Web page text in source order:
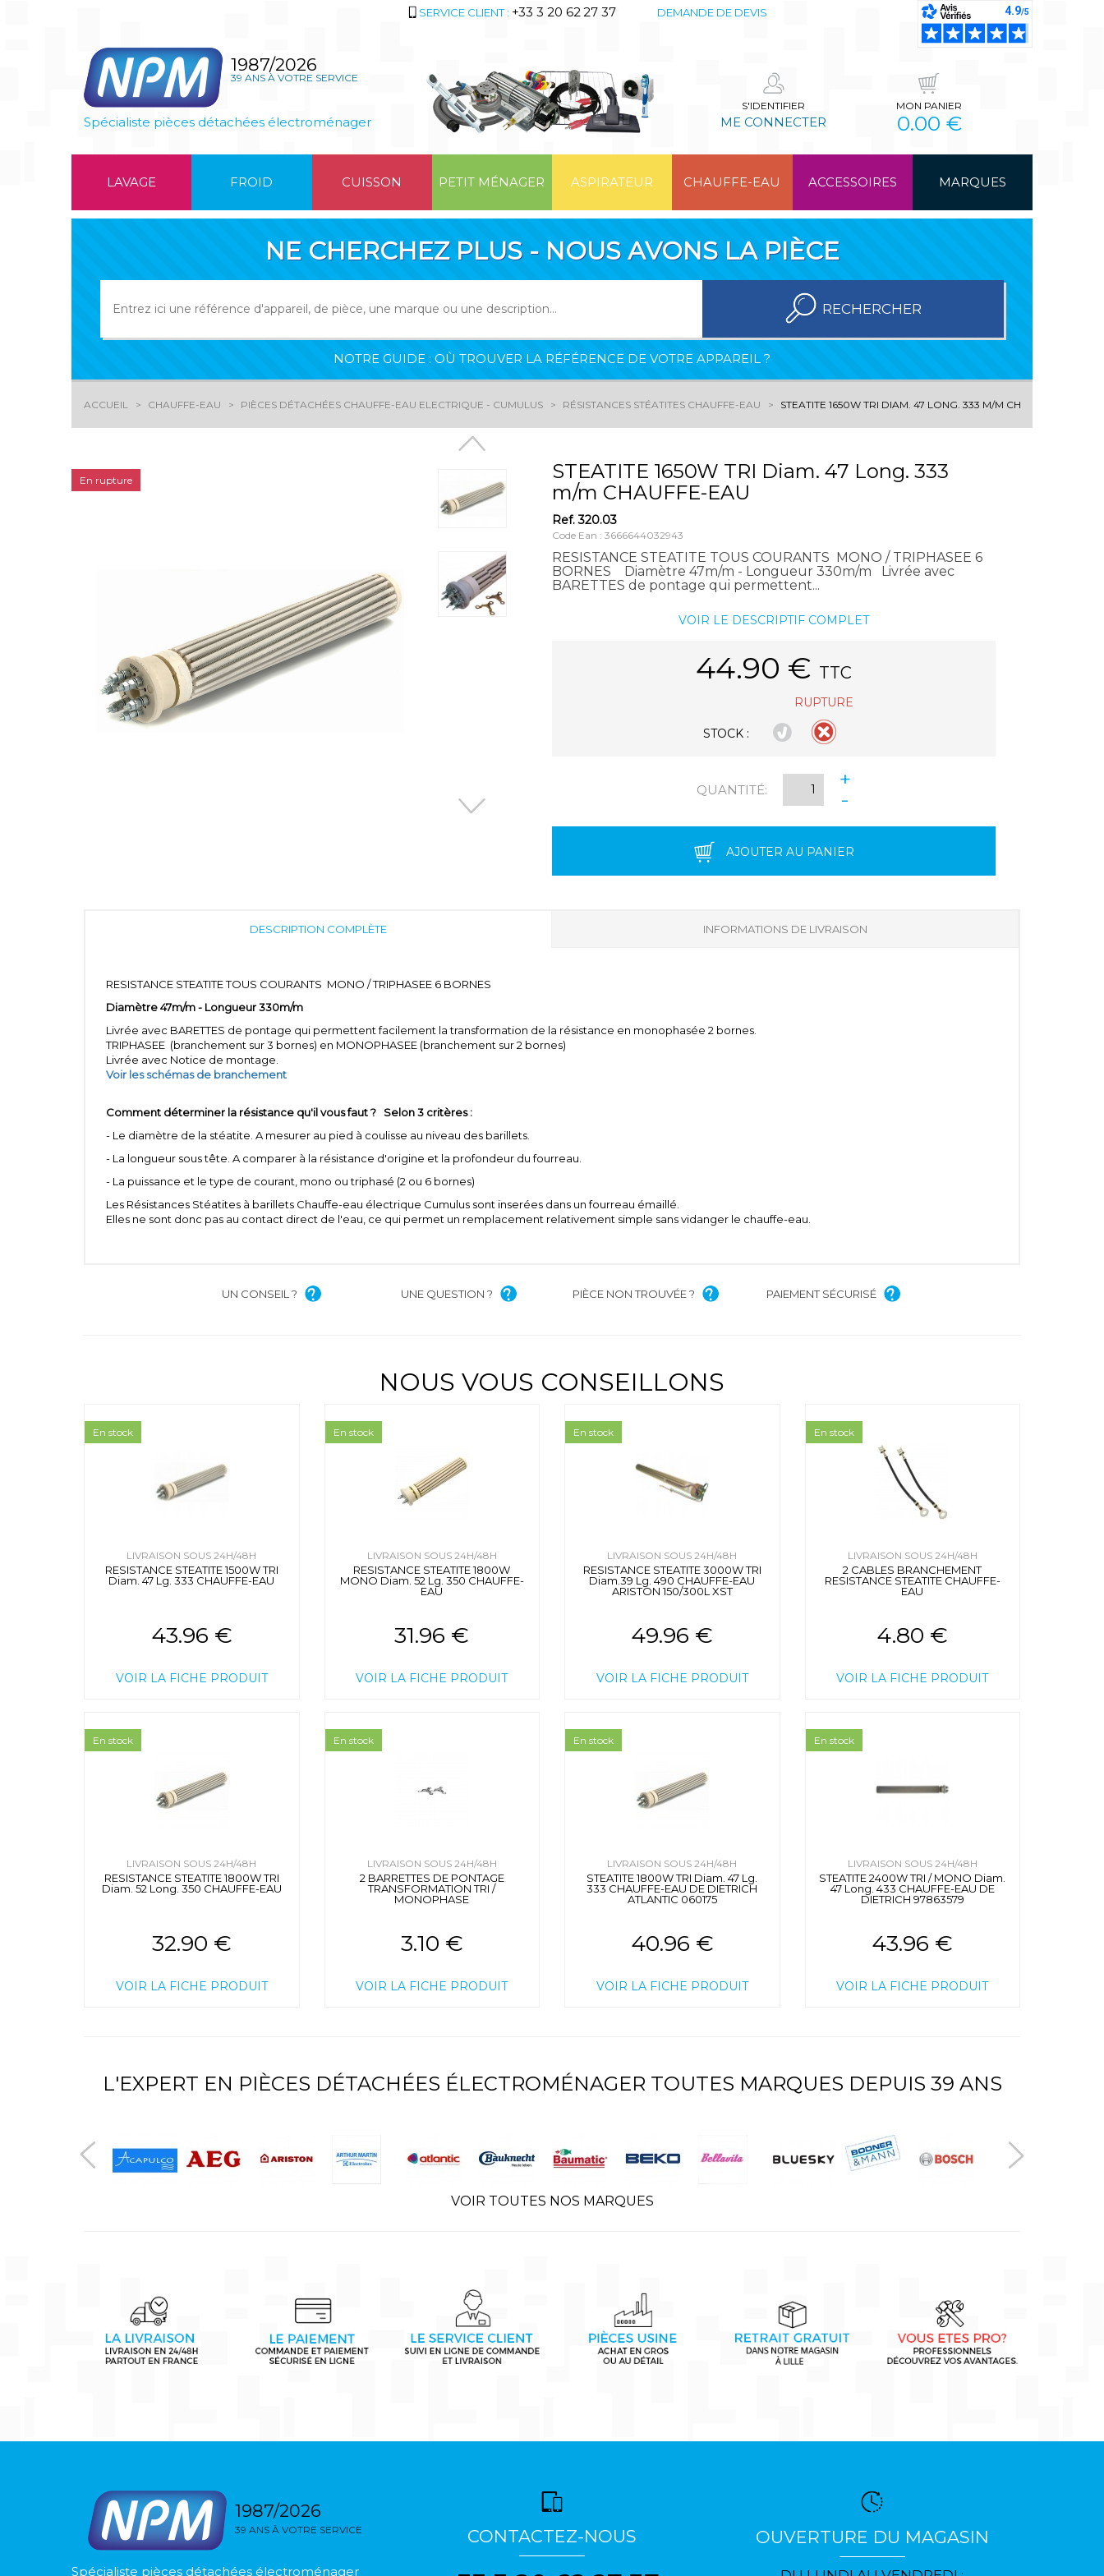
SERVICE CLIENT : +33 3 20 62 27 37 DEMANDE DE DEVIS
1987/2026
39 ANS À VOTRE SERVICE
Spécialiste pièces détachées électroménager
S'IDENTIFIER
ME CONNECTER
MON PANIER
0.00 €
LAVAGE FROID CUISSON PETIT MÉNAGER ASPIRATEUR CHAUFFE-EAU ACCESSOIRES MARQUES
NE CHERCHEZ PLUS - NOUS AVONS LA PIÈCE
RECHERCHER
NOTRE GUIDE : OÙ TROUVER LA RÉFÉRENCE DE VOTRE APPAREIL ?
ACCUEIL CHAUFFE-EAU PIÈCES DÉTACHÉES CHAUFFE-EAU ELECTRIQUE - CUMULUS RÉSISTANCES STÉATITES CHAUFFE-EAU STEATITE 1650W TRI DIAM. 47 LONG. 333 M/M CHAUFFE-EAU
En rupture
STEATITE 1650W TRI Diam. 47 Long. 333
m/m CHAUFFE-EAU
Ref.320.03
Code Ean : 3666644032943
RESISTANCE STEATITE TOUS COURANTS MONO / TRIPHASEE 6
BORNES Diamètre 47m/m - Longueur 330m/m Livrée avec
BARETTES de pontage qui permettent...
VOIR LE DESCRIPTIF COMPLET
44.90 € TTC
STOCK :
RUPTURE
QUANTITÉ:
+
-
AJOUTER AU PANIER
DESCRIPTION COMPLÈTE INFORMATIONS DE LIVRAISON
RESISTANCE STEATITE TOUS COURANTS MONO / TRIPHASEE 6 BORNES
Diamètre 47m/m - Longueur 330m/m
Livrée avec BARETTES de pontage qui permettent facilement la transformation de la résistance en monophasée 2 bornes.
TRIPHASEE (branchement sur 3 bornes) en MONOPHASEE (branchement sur 2 bornes)
Livrée avec Notice de montage.
Voir les schémas de branchement
Comment déterminer la résistance qu'il vous faut ? Selon 3 critères :
- Le diamètre de la stéatite. A mesurer au pied à coulisse au niveau des barillets.
- La longueur sous tête. A comparer à la résistance d'origine et la profondeur du fourreau.
- La puissance et le type de courant, mono ou triphasé (2 ou 6 bornes)
Les Résistances Stéatites à barillets Chauffe-eau électrique Cumulus sont inserées dans un fourreau émaillé.
Elles ne sont donc pas au contact direct de l'eau, ce qui permet un remplacement relativement simple sans vidanger le chauffe-eau.
UN CONSEIL ? UNE QUESTION ? PIÈCE NON TROUVÉE ? PAIEMENT SÉCURISÉ
NOUS VOUS CONSEILLONS
LIVRAISON SOUS 24H/48H
RESISTANCE STEATITE 1500W TRI
Diam. 47 Lg. 333 CHAUFFE-EAU
43.96 €
VOIR LA FICHE PRODUIT
En stock
LIVRAISON SOUS 24H/48H
RESISTANCE STEATITE 1800W
MONO Diam. 52 Lg. 350 CHAUFFE-
EAU
31.96 €
VOIR LA FICHE PRODUIT
En stock
LIVRAISON SOUS 24H/48H
RESISTANCE STEATITE 3000W TRI
Diam.39 Lg. 490 CHAUFFE-EAU
ARISTON 150/300L XST
49.96 €
VOIR LA FICHE PRODUIT
En stock
LIVRAISON SOUS 24H/48H
2 CABLES BRANCHEMENT
RESISTANCE STEATITE CHAUFFE-
EAU
4.80 €
VOIR LA FICHE PRODUIT
En stock
LIVRAISON SOUS 24H/48H
RESISTANCE STEATITE 1800W TRI
Diam. 52 Long. 350 CHAUFFE-EAU
32.90 €
VOIR LA FICHE PRODUIT
En stock
LIVRAISON SOUS 24H/48H
2 BARRETTES DE PONTAGE
TRANSFORMATION TRI /
MONOPHASE
3.10 €
VOIR LA FICHE PRODUIT
En stock
LIVRAISON SOUS 24H/48H
STEATITE 1800W TRI Diam. 47 Lg.
333 CHAUFFE-EAU DE DIETRICH
ATLANTIC 060175
40.96 €
VOIR LA FICHE PRODUIT
En stock
LIVRAISON SOUS 24H/48H
STEATITE 2400W TRI / MONO Diam.
47 Long. 433 CHAUFFE-EAU DE
DIETRICH 97863579
43.96 €
VOIR LA FICHE PRODUIT
En stock
L'EXPERT EN PIÈCES DÉTACHÉES ÉLECTROMÉNAGER TOUTES MARQUES DEPUIS 39 ANS
VOIR TOUTES NOS MARQUES
1987/2026
39 ANS À VOTRE SERVICE
Spécialiste pièces détachées électroménager
CONTACTEZ-NOUS OUVERTURE DU MAGASIN